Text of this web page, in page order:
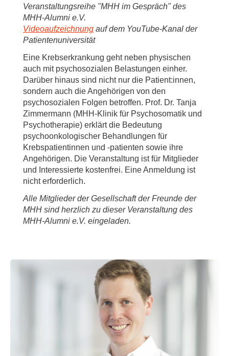
Veranstaltungsreihe "MHH im Gespräch" des
MHH-Alumni e.V.
Videoaufzeichnung auf dem YouTube-Kanal der
Patientenuniversität
Eine Krebserkrankung geht neben physischen
auch mit psychosozialen Belastungen einher.
Darüber hinaus sind nicht nur die Patient:innen,
sondern auch die Angehörigen von den
psychosozialen Folgen betroffen. Prof. Dr. Tanja
Zimmermann (MHH-Klinik für Psychosomatik und
Psychotherapie) erklärt die Bedeutung
psychoonkologischer Behandlungen für
Krebspatientinnen und -patienten sowie ihre
Angehörigen. Die Veranstaltung ist für Mitglieder
und Interessierte kostenfrei. Eine Anmeldung ist
nicht erforderlich.
Alle Mitglieder der Gesellschaft der Freunde der
MHH sind herzlich zu dieser Veranstaltung des
MHH-Alumni e.V. eingeladen.